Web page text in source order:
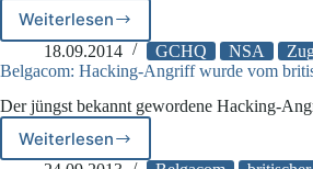
Weiterlesen
NSA
&
GCHQ:
auf
Deutsche
Telekom
18.09.2014 GCHQ NSA
Belgacom: Hacking-Angriff wurde vom
Der jüngst bekannt gewordene Hacking-
Weiterlesen
Belgacom: